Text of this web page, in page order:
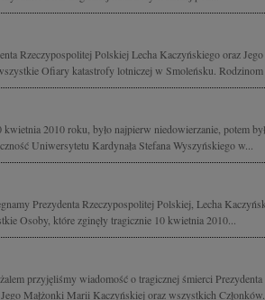
Rzeczypospolitej Polskiej Lecha Kaczyńskiego oraz
Ofiary katastrofy lotniczej w Smoleńsku.
kwietnia 2010 roku, było najpierw niedowierzanie, potem
Uniwersytetu Kardynała Stefana Wyszyńskiego w...
Prezydenta Rzeczypospolitej Polskiej, Lecha
Osoby, które zginęły tragicznie 10 kwietnia 2010...
przyjęliśmy wiadomość o tragicznej śmierci
Małżonki Marii Kaczyńskiej oraz wszystkich